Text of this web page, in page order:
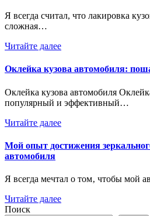
Я всегда считал, что лакировка
сложная…
Читайте далее
Оклейка кузова автомобиля:
Оклейка кузова автомобиля
популярный и эффективный…
Читайте далее
Мой опыт достижения
автомобиля
Я всегда мечтал о том‚ чтобы мой
Читайте далее
Поиск